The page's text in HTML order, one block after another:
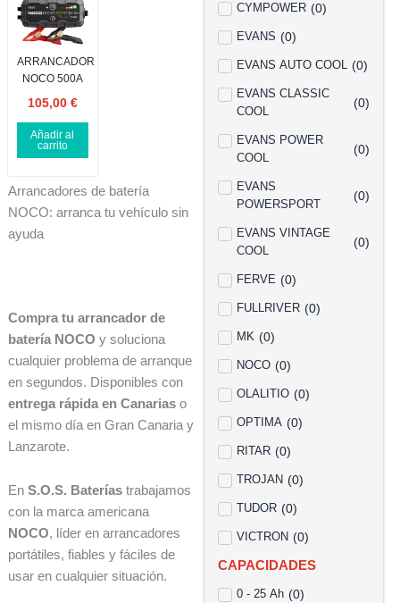
CYMPOWER (0)
EVANS (0)
EVANS AUTO COOL (0)
EVANS CLASSIC
COOL
(0)
EVANS POWER
COOL
(0)
EVANS
POWERSPORT
(0)
EVANS VINTAGE
COOL
(0)
FERVE (0)
FULLRIVER (0)
MK (0)
NOCO (0)
OLALITIO (0)
OPTIMA (0)
RITAR (0)
TROJAN (0)
TUDOR (0)
VICTRON (0)
CAPACIDADES
0 - 25 Ah (0)
ARRANCADOR
NOCO 500A
105,00 €
Añadir al
carrito
Arrancadores de batería
NOCO: arranca tu vehículo sin
ayuda
Compra tu arrancador de
batería NOCO y soluciona
cualquier problema de arranque
en segundos. Disponibles con
entrega rápida en Canariaso
el mismo día en Gran Canaria y
Lanzarote.
En S.O.S. Bateríastrabajamos
con la marca americana
NOCO, líder en arrancadores
portátiles, fiables y fáciles de
usar en cualquier situación.